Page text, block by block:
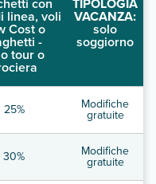
linea, voli
Cost o
-
tour o
VACANZA:
solo
soggiorno
25% Modifiche
gratuite
30% Modifiche
gratuite